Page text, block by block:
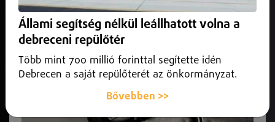
Elfogtak egy emberkereskedelem és kényszermunka miatt
körözött nyíregyházi férfit Szabolcs-Szatmár-Bereg
vármegyében.
Állami segítség nélkül leállhatott volna a
debreceni repülőtér
Több mint 700 millió forinttal segítette idén
Debrecen a saját repülőterét az önkormányzat.
Bővebben >>